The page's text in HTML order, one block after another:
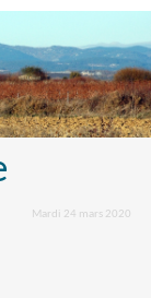
Mardi 24 mars 2020